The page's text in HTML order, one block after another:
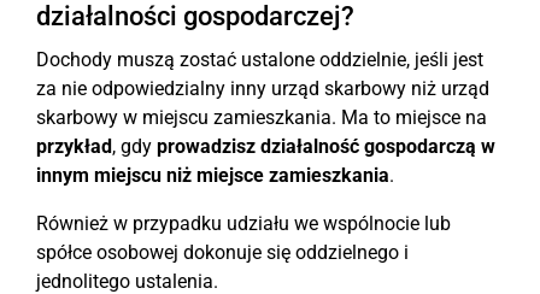
działalności gospodarczej?
Dochody muszą zostać ustalone oddzielnie, jeśli jest
za nie odpowiedzialny inny urząd skarbowy niż urząd
skarbowy w miejscu zamieszkania. Ma to miejsce na
przykład, gdy prowadzisz działalność gospodarczą w
innym miejscu niż miejsce zamieszkania.
Również w przypadku udziału we wspólnocie lub
spółce osobowej dokonuje się oddzielnego i
jednolitego ustalenia.